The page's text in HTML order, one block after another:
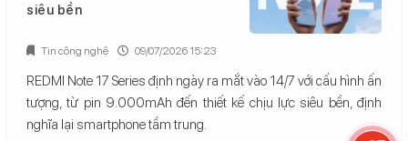
siêu bền
REDMI Note 17 Series định ngày ra mắt vào 14/7 với cấu hình ấn
tượng, từ pin 9.000mAh đến thiết kế chịu lực siêu bền, định
nghĩa lại smartphone tầm trung.
Tin công nghệ 09/07/2026 15:23